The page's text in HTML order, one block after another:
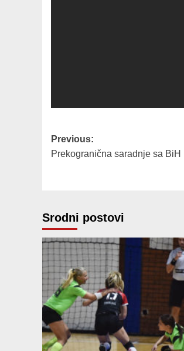
Post
navigation
Previous:
Prekogranična saradnje sa BiH
Srodni postovi